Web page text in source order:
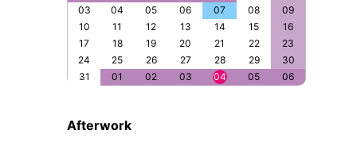
03
04 05 06 07 08
09
10
11 12 13 14 15
16
17
18 19 20 21 22
23
24
25 26 27 28 29
30
31
01 02 03 04 05 06
Afterwork